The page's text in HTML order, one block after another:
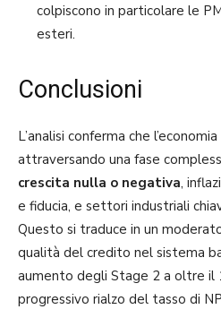
colpiscono in particolare le
esteri.
Conclusioni
L’analisi conferma che
attraversando una fase
crescita nulla o negativa,
e fiducia, e settori industriali
Questo si traduce in un
qualità del credito nel sistema
aumento degli Stage 2 a oltre il
progressivo rialzo del tasso di